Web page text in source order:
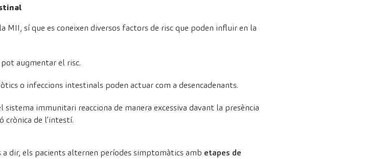
MII, sí que es coneixen diversos factors de risc que poden influir en la
augmentar el risc.
o infeccions intestinals poden actuar com a desencadenants.
sistema immunitari reacciona de manera excessiva davant la presència
de l’intestí.
a dir, els pacients alternen períodes simptomàtics amb etapes de